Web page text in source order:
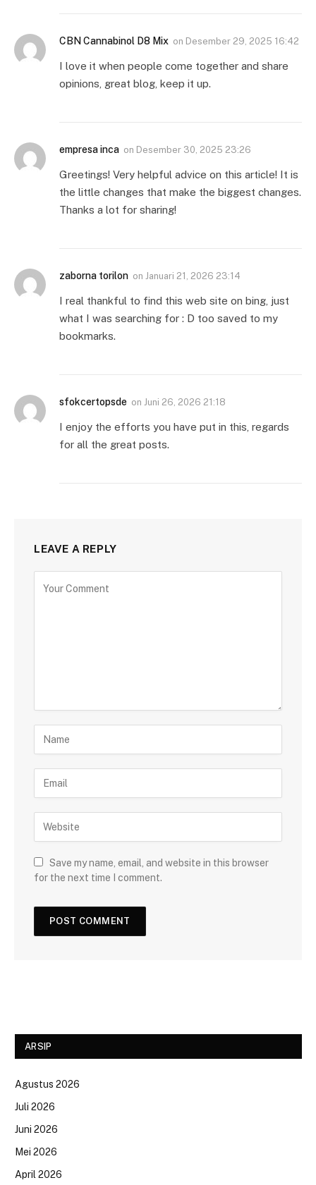
CBN Cannabinol D8 Mix on Desember 29, 2025 16:42
I love it when people come together and share
opinions, great blog, keep it up.
empresa inca on Desember 30, 2025 23:26
Greetings! Very helpful advice on this article! It is
the little changes that make the biggest changes.
Thanks a lot for sharing!
zaborna torilon on Januari 21, 2026 23:14
I real thankful to find this web site on bing, just
what I was searching for : D too saved to my
bookmarks.
sfokcertopsde on Juni 26, 2026 21:18
I enjoy the efforts you have put in this, regards
for all the great posts.
LEAVE A REPLY
Save my name, email, and website in this browser
for the next time I comment.
ARSIP
Agustus 2026
Juli 2026
Juni 2026
Mei 2026
April 2026